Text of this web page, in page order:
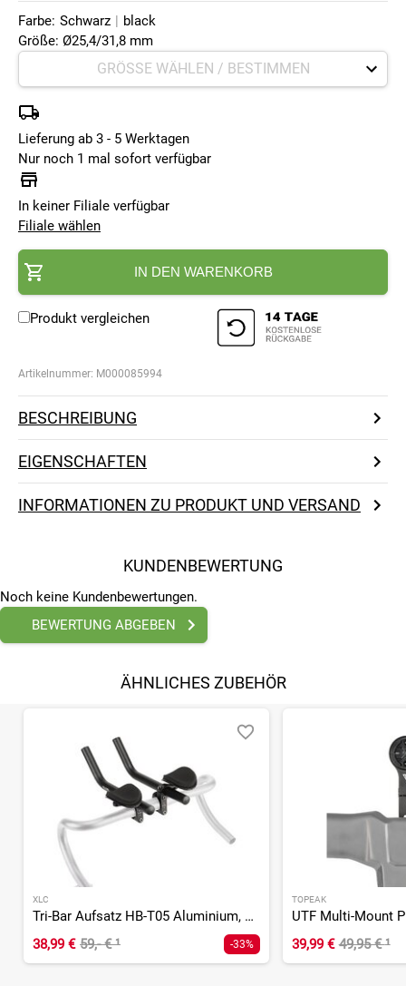
Farbe: Schwarz | black
Größe: Ø25,4/31,8 mm
Lieferung ab 3 - 5 Werktagen
Nur noch 1 mal sofort verfügbar
In keiner Filiale verfügbar
Filiale wählen
IN DEN WARENKORB
Produkt vergleichen
Artikelnummer: M000085994
BESCHREIBUNG
EIGENSCHAFTEN
INFORMATIONEN ZU PRODUKT UND VERSAND
KUNDENBEWERTUNG
Noch keine Kundenbewertungen.
BEWERTUNG ABGEBEN
ÄHNLICHES ZUBEHÖR
XLC
Tri-Bar Aufsatz HB-T05 Aluminium, 25,4-31,8mm, 300/95mm
38,99 € 59,- €¹ -33%
TOPEAK
39,99 € 49,95 €¹